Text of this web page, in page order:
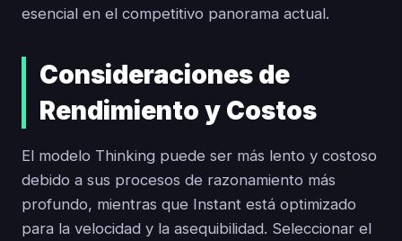
esencial en el competitivo panorama actual.
Consideraciones de
Rendimiento y Costos
El modelo Thinking puede ser más lento y costoso
debido a sus procesos de razonamiento más
profundo, mientras que Instant está optimizado
para la velocidad y la asequibilidad. Seleccionar el